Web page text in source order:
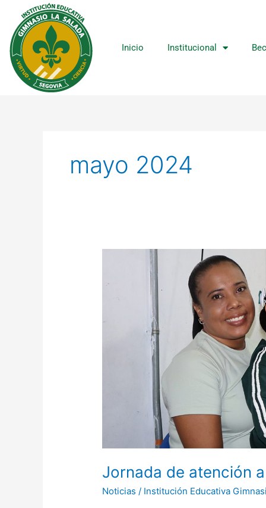
contenido
Inicio Institucional
mayo 2024
Jornada de atención
Noticias / Institución Educativa
atención